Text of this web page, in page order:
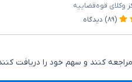
وکلای قوه‌قضاییه
(۸۹) دیدگاه
کنند و سهم خود را دریافت